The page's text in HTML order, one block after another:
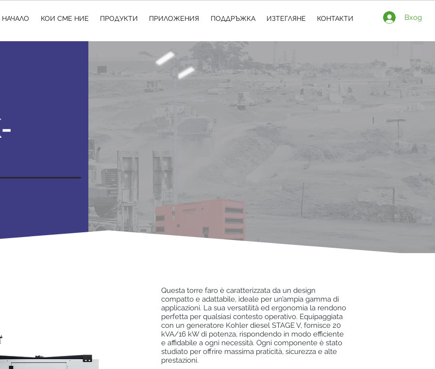
НАЧАЛО КОИ СМЕ НИЕ ПРОДУКТИ ПРИЛОЖЕНИЯ ПОДДРЪЖКА ИЗТЕГЛЯНЕ КОНТАКТИ Вход
Questa torre faro è caratterizzata da un design
compatto e adattabile, ideale per un’ampia gamma di
applicazioni. La sua versatilità ed ergonomia la rendono
perfetta per qualsiasi contesto operativo. Equipaggiata
con un generatore Kohler diesel STAGE V, fornisce 20
kVA/16 kW di potenza, rispondendo in modo efficiente
e affidabile a ogni necessità. Ogni componente è stato
studiato per offrire massima praticità, sicurezza e alte
prestazioni.